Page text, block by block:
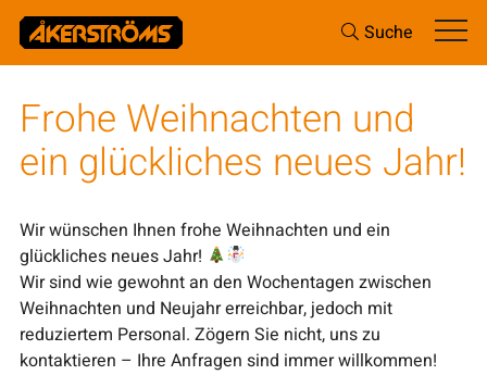
Suche
Frohe Weihnachten und
ein glückliches neues Jahr!
Wir wünschen Ihnen frohe Weihnachten und ein
glückliches neues Jahr!
Wir sind wie gewohnt an den Wochentagen zwischen
Weihnachten und Neujahr erreichbar, jedoch mit
reduziertem Personal. Zögern Sie nicht, uns zu
kontaktieren – Ihre Anfragen sind immer willkommen!